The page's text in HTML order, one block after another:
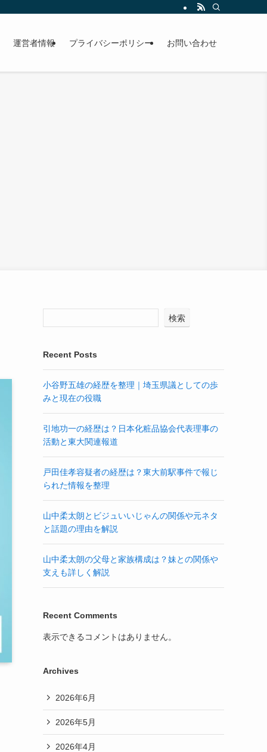
運営者情報 プライバシーポリシー お問い合わせ
検索
Recent Posts
小谷野五雄の経歴を整理｜埼玉県議としての歩
みと現在の役職
引地功一の経歴は？日本化粧品協会代表理事の
活動と東大関連報道
戸田佳孝容疑者の経歴は？東大前駅事件で報じ
られた情報を整理
山中柔太朗とビジュいいじゃんの関係や元ネタ
と話題の理由を解説
山中柔太朗の父母と家族構成は？妹との関係や
支えも詳しく解説
Recent Comments
表示できるコメントはありません。
Archives
2026年6月
2026年5月
2026年4月